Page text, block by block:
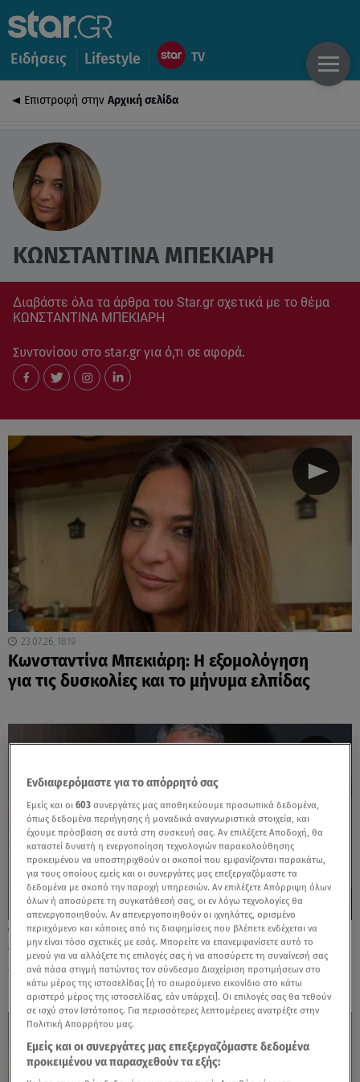
Ειδήσεις Lifestyle
Επιστροφή στην Αρχική σελίδα
ΚΩΝΣΤΑΝΤΙΝΑ ΜΠΕΚΙΑΡΗ
Διαβάστε όλα τα άρθρα του Star.gr σχετικά με το θέμα
ΚΩΝΣΤΑΝΤΙΝΑ ΜΠΕΚΙΑΡΗ
Συντονίσου στο star.gr για ό,τι σε αφορά.
23.07.26, 18:19
Κωνσταντίνα Μπεκιάρη: Η εξομολόγηση
για τις δυσκολίες και το μήνυμα ελπίδας
16.01.26, 15:56
Ο Βασίλης Μπισμπίκης στον γιο του:
«Χρόνια πολλά σπλάχνο μου»
Ενδιαφερόμαστε για το απόρρητό σας
Εμείς και οι603 συνεργάτες μας αποθηκεύουμε προσωπικά δεδομένα,
όπως δεδομένα περιήγησης ή μοναδικά αναγνωριστικά στοιχεία, και
έχουμε πρόσβαση σε αυτά στη συσκευή σας. Αν επιλέξετε Αποδοχή, θα
καταστεί δυνατή η ενεργοποίηση τεχνολογιών παρακολούθησης
προκειμένου να υποστηριχθούν οι σκοποί που εμφανίζονται παρακάτω,
για τους οποίους εμείς και οι συνεργάτες μας επεξεργαζόμαστε τα
δεδομένα με σκοπό την παροχή υπηρεσιών. Αν επιλέξετε Απόρριψη όλων
όλων ή αποσύρετε τη συγκατάθεσή σας, οι εν λόγω τεχνολογίες θα
απενεργοποιηθούν. Αν απενεργοποιηθούν οι ιχνηλάτες, ορισμένο
περιεχόμενο και κάποιες από τις διαφημίσεις που βλέπετε ενδέχεται να
μην είναι τόσο σχετικές με εσάς. Μπορείτε να επανεμφανίσετε αυτό το
μενού για να αλλάξετε τις επιλογές σας ή να αποσύρετε τη συναίνεσή σας
ανά πάσα στιγμή πατώντας τον σύνδεσμο Διαχείριση προτιμήσεων στο
κάτω μέρος της ιστοσελίδας [ή το αιωρούμενο εικονίδιο στο κάτω
αριστερό μέρος της ιστοσελίδας, εάν υπάρχει]. Οι επιλογές σας θα τεθούν
σε ισχύ στον Ιστότοπος. Για περισσότερες λεπτομέρειες ανατρέξτε στην
Πολιτική Απορρήτου μας.
Εμείς και οι συνεργάτες μας επεξεργαζόμαστε δεδομένα
προκειμένου να παρασχεθούν τα εξής: